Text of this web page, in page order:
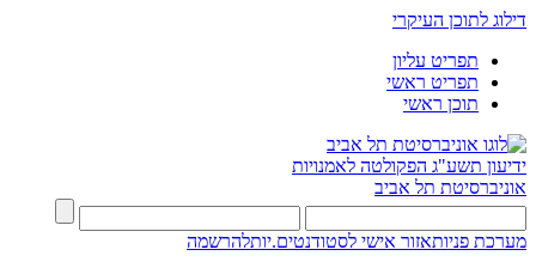
דילוג לתוכן העיקרי
תפריט עליון
תפריט ראשי
תוכן ראשי
ידיעון תשע"ג הפקולטה לאמנויות
אוניברסיטת תל אביב
מערכת פניותאזור אישי לסטודנטים.יותלהרשמה